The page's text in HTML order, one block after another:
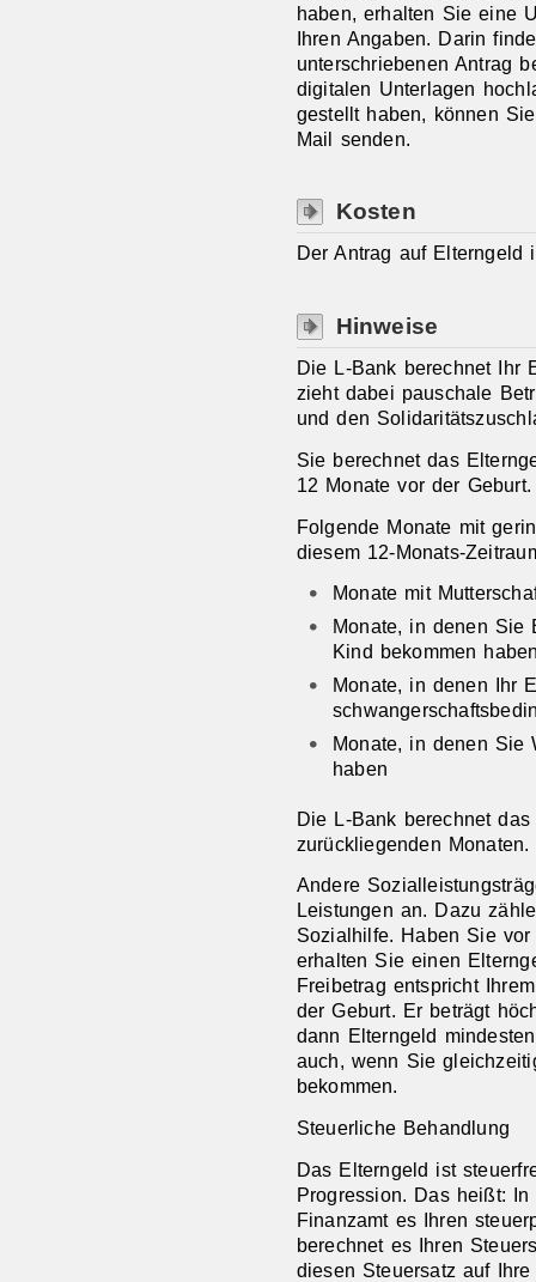
haben, erhalten Sie eine
Ihren Angaben. Darin
unterschriebenen Antrag
digitalen Unterlagen
gestellt haben, können
Mail senden.
Kosten
Der Antrag auf Elterngeld
Hinweise
Die L-Bank berechnet Ihr
zieht dabei pauschale
und den
Sie berechnet das
12 Monate vor der Geburt.
Folgende Monate mit
diesem 12-Monats-
Monate mit
Monate, in denen Sie
Kind bekommen
Monate, in denen Ihr
Monate, in denen Sie
haben
Die L-Bank berechnet
zurückliegenden Monaten.
Andere
Leistungen an. Dazu
Sozialhilfe. Haben Sie
erhalten Sie einen
Freibetrag entspricht
der Geburt. Er beträgt
dann Elterngeld
auch, wenn Sie
bekommen.
Steuerliche Behandlung
Das Elterngeld ist
Progression. Das heißt:
Finanzamt es Ihren
berechnet es Ihren
diesen Steuersatz auf